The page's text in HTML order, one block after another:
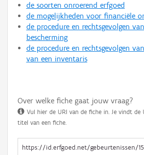
de soorten onroerend erfgoed
de mogelijkheden voor financiële
de procedure en rechtsgevolgen
bescherming
de procedure en rechtsgevolgen
van een inventaris
Over welke fiche gaat jouw vraag?
Vul hier de URI van de fiche in. Je vindt de
titel van een fiche.